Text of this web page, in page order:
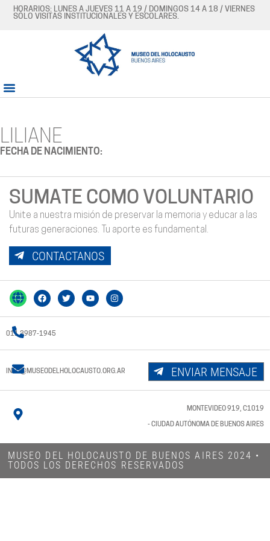
HORARIOS: LUNES A JUEVES 11 A 19 / DOMINGOS 14 A 18 / VIERNES
SÓLO VISITAS INSTITUCIONALES Y ESCOLARES.
LILIANE
FECHA DE NACIMIENTO:
SUMATE COMO VOLUNTARIO
Unite a nuestra misión de preservar la memoria y educar a las
futuras generaciones. Tu aporte es fundamental.
CONTACTANOS
011 3987-1945
INFO@MUSEODELHOLOCAUSTO.ORG.AR ENVIAR MENSAJE
MONTEVIDEO 919, C1019
- CIUDAD AUTÓNOMA DE BUENOS AIRES
MUSEO DEL HOLOCAUSTO DE BUENOS AIRES 2024​ •
TODOS LOS DERECHOS RESERVADOS